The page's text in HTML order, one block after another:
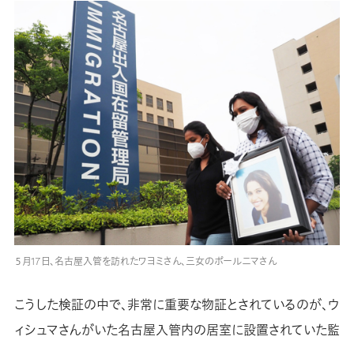
５月17日、名古屋入管を訪れたワヨミさん、三女のポールニマさん
こうした検証の中で、非常に重要な物証とされているのが、ウ
ィシュマさんがいた名古屋入管内の居室に設置されていた監